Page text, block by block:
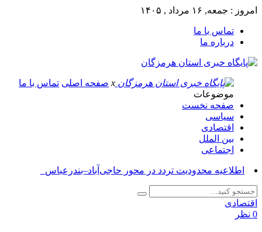
امروز : جمعه, ۱۶ مرداد , ۱۴۰۵
تماس با ما
درباره ما
x صفحه اصلی تماس با ما
موضوعات
صفحه نخست
سیاسی
اقتصادی
بین الملل
اجتماعی
آسوشی_
اقتصادی
0 نظر